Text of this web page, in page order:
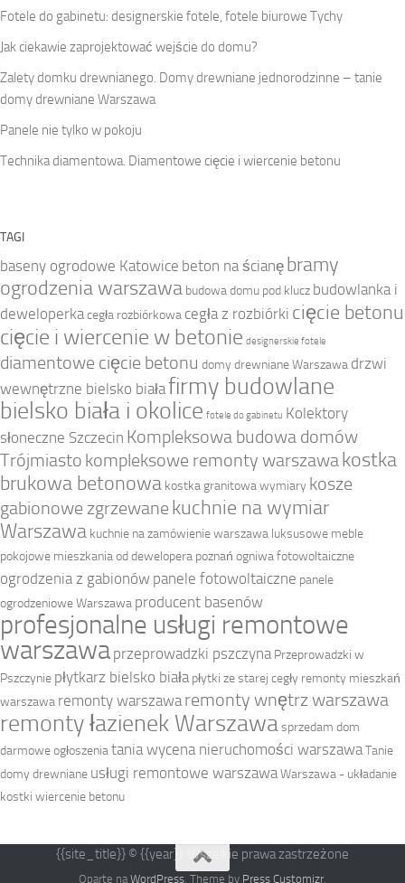
Fotele do gabinetu: designerskie fotele, fotele biurowe Tychy
Jak ciekawie zaprojektować wejście do domu?
Zalety domku drewnianego. Domy drewniane jednorodzinne – tanie
domy drewniane Warszawa
Panele nie tylko w pokoju
Technika diamentowa. Diamentowe cięcie i wiercenie betonu
TAGI
baseny ogrodowe Katowice beton na ścianę bramy
ogrodzenia warszawa budowa domu pod klucz budowlanka i
deweloperkacegła rozbiórkowa cegła z rozbiórki cięcie betonu
cięcie i wiercenie w betonie designerskie fotele
diamentowe cięcie betonu domy drewniane Warszawa drzwi
wewnętrzne bielsko białafirmy budowlane
bielsko biała i okolice fotele do gabinetu Kolektory
słoneczne Szczecin Kompleksowa budowa domów
Trójmiasto kompleksowe remonty warszawakostka
brukowa betonowa kostka granitowa wymiary kosze
gabionowe zgrzewane kuchnie na wymiar
Warszawa kuchnie na zamówienie warszawa luksusowe meble
pokojowe mieszkania od dewelopera poznań ogniwa fotowoltaiczne
ogrodzenia z gabionów panele fotowoltaiczne panele
ogrodzeniowe Warszawa producent basenów
profesjonalne usługi remontowe
warszawa przeprowadzki pszczyna Przeprowadzki w
Pszczynie płytkarz bielsko biała płytki ze starej cegły remonty mieszkań
warszawa remonty warszawa remonty wnętrz warszawa
remonty łazienek Warszawasprzedam dom
darmowe ogłoszeniatania wycena nieruchomości warszawaTanie
domy drewniane usługi remontowe warszawaWarszawa - układanie
kostki wiercenie betonu
{{site_title}} © {{year}}. Wszelkie prawa zastrzeżone
Oparte naWordPress. Theme by Press Customizr.